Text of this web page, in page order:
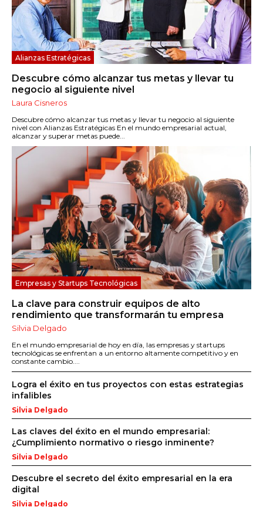
Alianzas Estratégicas
Descubre cómo alcanzar tus metas y llevar tu
negocio al siguiente nivel
Laura Cisneros
Descubre cómo alcanzar tus metas y llevar tu negocio al siguiente
nivel con Alianzas Estratégicas En el mundo empresarial actual,
alcanzar y superar metas puede...
Empresas y Startups Tecnológicas
La clave para construir equipos de alto
rendimiento que transformarán tu empresa
Silvia Delgado
En el mundo empresarial de hoy en día, las empresas y startups
tecnológicas se enfrentan a un entorno altamente competitivo y en
constante cambio....
Logra el éxito en tus proyectos con estas estrategias
infalibles
Silvia Delgado
Las claves del éxito en el mundo empresarial:
¿Cumplimiento normativo o riesgo inminente?
Silvia Delgado
Descubre el secreto del éxito empresarial en la era
digital
Silvia Delgado